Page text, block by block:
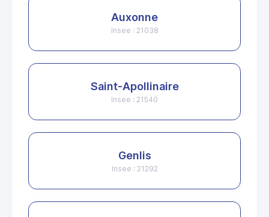
Auxonne
Insee : 21038
Saint-Apollinaire
Insee : 21540
Genlis
Insee : 21292